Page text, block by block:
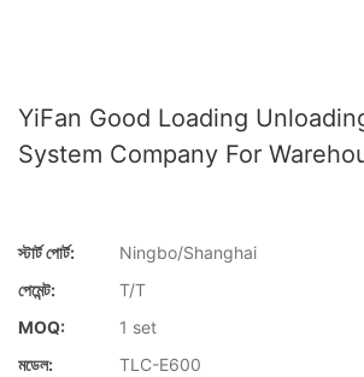
YiFan Good Loading
System Company For
স্টার্ট পোর্ট:
Ningbo/Shanghai
পেমেন্ট:
T/T
MOQ:
1 set
মডেল:
TLC-E600